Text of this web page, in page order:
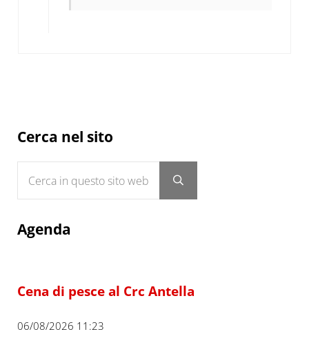
Sidebar
Cerca nel sito
Submit search
Agenda
Cena di pesce al Crc Antella
06/08/2026 11:23